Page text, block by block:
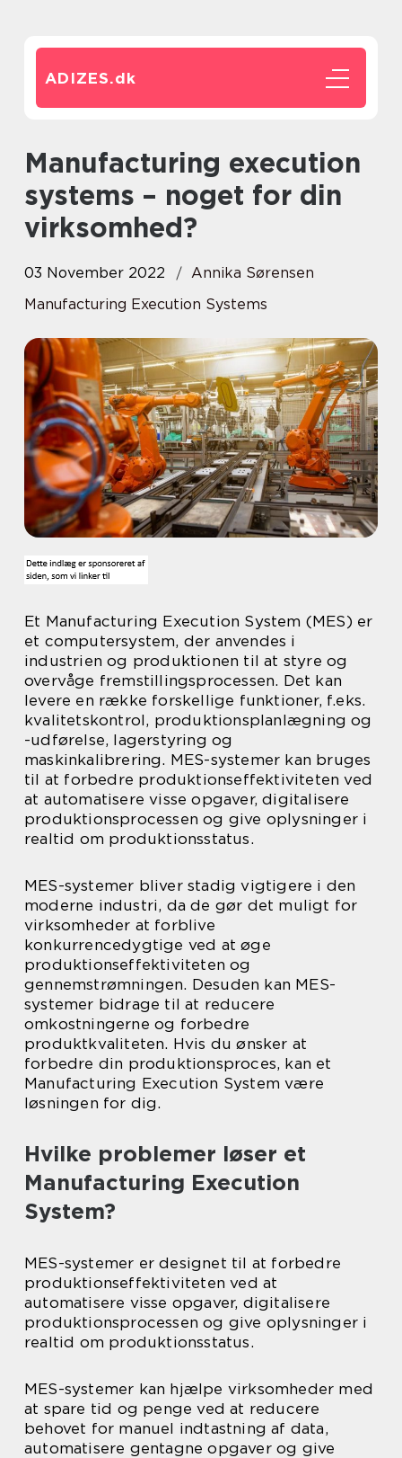
ADIZES.dk
Manufacturing execution
systems – noget for din
virksomhed?
03 November 2022
Annika Sørensen
Manufacturing Execution Systems
Et Manufacturing Execution System (MES) er
et computersystem, der anvendes i
industrien og produktionen til at styre og
overvåge fremstillingsprocessen. Det kan
levere en række forskellige funktioner, f.eks.
kvalitetskontrol, produktionsplanlægning og
-udførelse, lagerstyring og
maskinkalibrering. MES-systemer kan bruges
til at forbedre produktionseffektiviteten ved
at automatisere visse opgaver, digitalisere
produktionsprocessen og give oplysninger i
realtid om produktionsstatus.
MES-systemer bliver stadig vigtigere i den
moderne industri, da de gør det muligt for
virksomheder at forblive
konkurrencedygtige ved at øge
produktionseffektiviteten og
gennemstrømningen. Desuden kan MES-
systemer bidrage til at reducere
omkostningerne og forbedre
produktkvaliteten. Hvis du ønsker at
forbedre din produktionsproces, kan et
Manufacturing Execution System være
løsningen for dig.
Hvilke problemer løser et
Manufacturing Execution
System?
MES-systemer er designet til at forbedre
produktionseffektiviteten ved at
automatisere visse opgaver, digitalisere
produktionsprocessen og give oplysninger i
realtid om produktionsstatus.
MES-systemer kan hjælpe virksomheder med
at spare tid og penge ved at reducere
behovet for manuel indtastning af data,
automatisere gentagne opgaver og give